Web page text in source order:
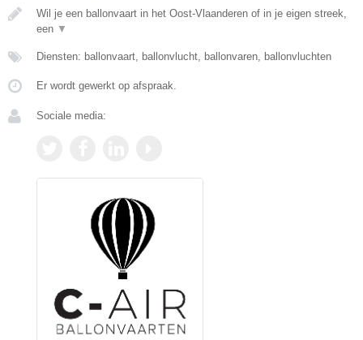
Wil je een ballonvaart in het Oost-Vlaanderen of in je eigen streek,
een ▼
Diensten: ballonvaart, ballonvlucht, ballonvaren, ballonvluchten
Er wordt gewerkt op afspraak.
Sociale media: